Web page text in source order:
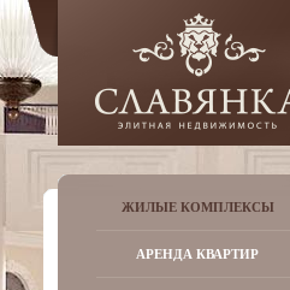
ЖИЛЫЕ КОМПЛЕКСЫ
АРЕНДА КВАРТИР